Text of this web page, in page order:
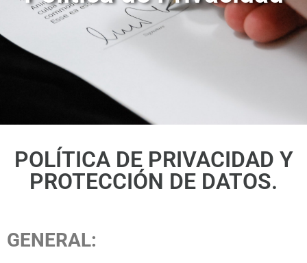
POLÍTICA DE PRIVACIDAD Y
PROTECCIÓN DE DATOS.
GENERAL: